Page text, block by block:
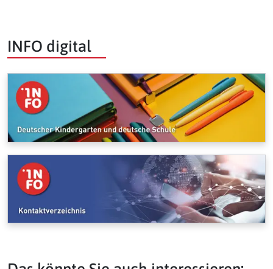
INFO digital